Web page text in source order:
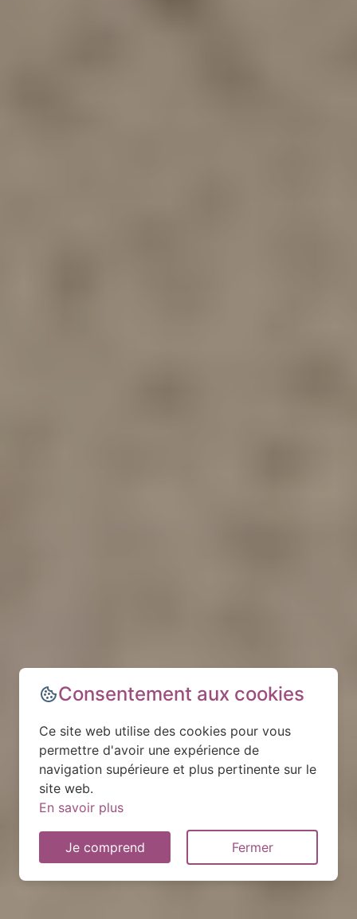
Consentement aux cookies
Ce site web utilise des cookies pour vous
permettre d'avoir une expérience de
navigation supérieure et plus pertinente sur le
site web.
En savoir plus
Je comprend Fermer